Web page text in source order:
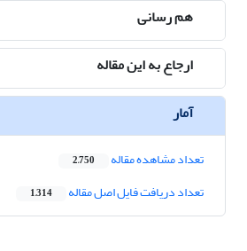
هم رسانی
ارجاع به این مقاله
آمار
تعداد مشاهده مقاله 2,750
تعداد دریافت فایل اصل مقاله 1,314